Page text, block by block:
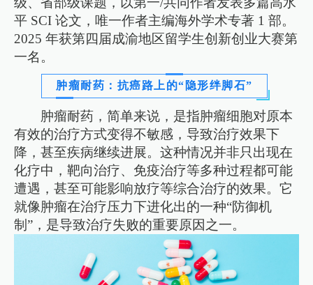
平 SCI 论文，唯一作者主编海外学术专著 1 部。
2025 年获第四届成渝地区留学生创新创业大赛第
一名。
肿瘤耐药：抗癌路上的“隐形绊脚石”
肿瘤耐药，简单来说，是指肿瘤细胞对原本
有效的治疗方式变得不敏感，导致治疗效果下
降，甚至疾病继续进展。这种情况并非只出现在
化疗中，靶向治疗、免疫治疗等多种过程都可能
遭遇，甚至可能影响放疗等综合治疗的效果。它
就像肿瘤在治疗压力下进化出的一种“防御机
制”，是导致治疗失败的重要原因之一。